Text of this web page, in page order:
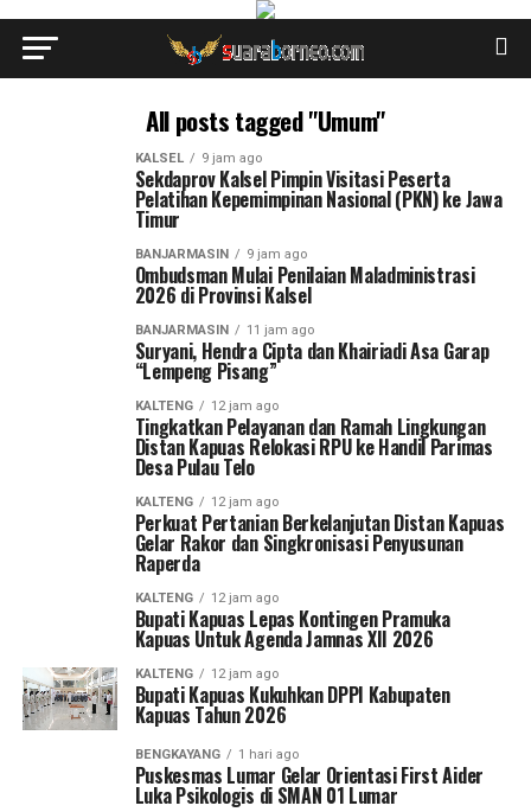
All posts tagged "Umum"
KALSEL 9 jam ago
Sekdaprov Kalsel Pimpin Visitasi Peserta
Pelatihan Kepemimpinan Nasional (PKN) ke Jawa
Timur
BANJARMASIN 9 jam ago
Ombudsman Mulai Penilaian Maladministrasi
2026 di Provinsi Kalsel
BANJARMASIN 11 jam ago
Suryani, Hendra Cipta dan Khairiadi Asa Garap
“Lempeng Pisang”
KALTENG 12 jam ago
Tingkatkan Pelayanan dan Ramah Lingkungan
Distan Kapuas Relokasi RPU ke Handil Parimas
Desa Pulau Telo
KALTENG 12 jam ago
Perkuat Pertanian Berkelanjutan Distan Kapuas
Gelar Rakor dan Singkronisasi Penyusunan
Raperda
KALTENG 12 jam ago
Bupati Kapuas Lepas Kontingen Pramuka
Kapuas Untuk Agenda Jamnas XII 2026
KALTENG 12 jam ago
Bupati Kapuas Kukuhkan DPPI Kabupaten
Kapuas Tahun 2026
BENGKAYANG 1 hari ago
Puskesmas Lumar Gelar Orientasi First Aider
Luka Psikologis di SMAN 01 Lumar